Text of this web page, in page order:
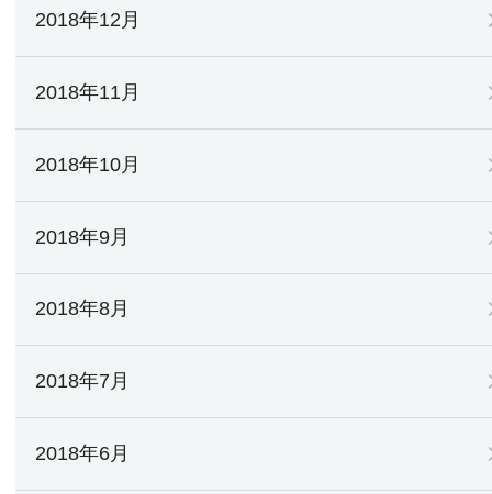
2018年12月
2018年11月
2018年10月
2018年9月
2018年8月
2018年7月
2018年6月